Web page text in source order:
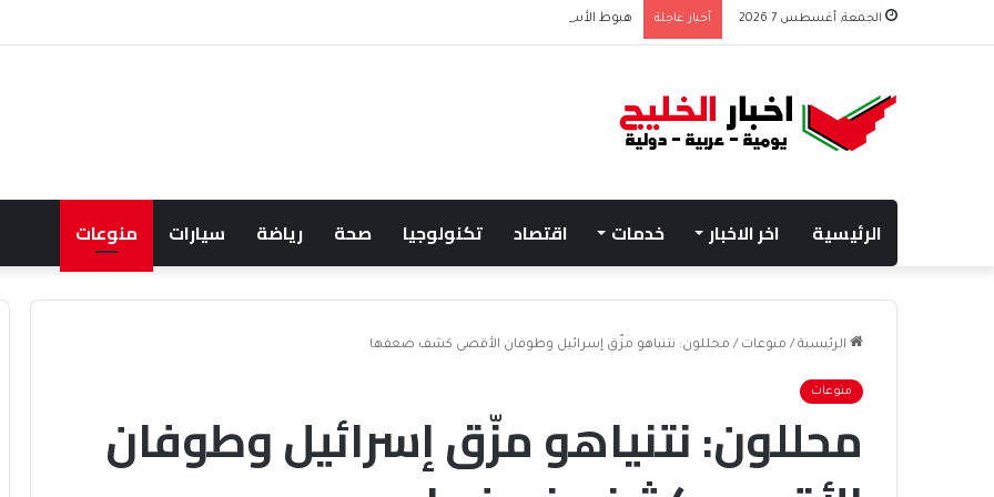
الجمعة, أغسطس 7 2026 أخبار عاجلة هبوط الأسهم والذهب وصعود النفط يعقّد مسار الفدرالي
الرئيسية اخر الاخبار خدمات اقتصاد تكنولوجيا صحة رياضة سيارات منوعات
الرئيسية / منوعات / محللون: نتنياهو مزّق إسرائيل وطوفان الأقصى كشف ضعفها
منوعات
محللون: نتنياهو مزّق إسرائيل وطوفان